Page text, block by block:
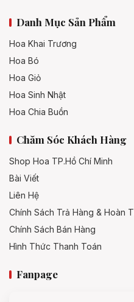
Danh Mục Sản Phẩm
Hoa Khai Trương
Hoa Bó
Hoa Giỏ
Hoa Sinh Nhật
Hoa Chia Buồn
Chăm Sóc Khách Hàng
Shop Hoa TP.Hồ Chí Minh
Bài Viết
Liên Hệ
Chính Sách Trả Hàng & Hoàn
Chính Sách Bán Hàng
Hình Thức Thanh Toán
Fanpage